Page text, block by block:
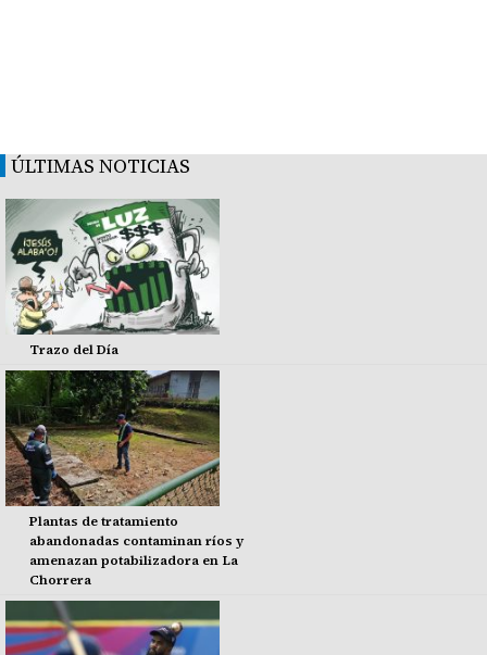
ÚLTIMAS NOTICIAS
Trazo del Día
Plantas de tratamiento
abandonadas contaminan ríos y
amenazan potabilizadora en La
Chorrera